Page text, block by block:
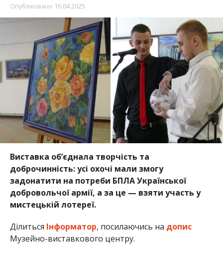
Опубліковано 16.04.2025
Виставка об’єднала творчість та
доброчинність: усі охочі мали змогу
задонатити на потреби БПЛА Української
добровольчої армії, а за це — взяти участь у
мистецькій лотереї.
Ділиться Інформатор, посилаючись на допис
Музейно-виставкового центру.